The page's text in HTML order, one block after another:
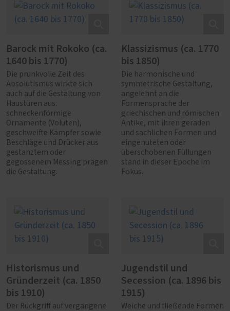
Barock mit Rokoko (ca.
1640 bis 1770)
Die prunkvolle Zeit des
Absolutismus wirkte sich
auch auf die Gestaltung von
Haustüren aus:
schneckenförmige
Ornamente (Voluten),
geschweifte Kämpfer sowie
Beschläge und Drücker aus
gestanztem oder
gegossenem Messing prägen
die Gestaltung.
Klassizismus (ca. 1770
bis 1850)
Die harmonische und
symmetrische Gestaltung,
angelehnt an die
Formensprache der
griechischen und römischen
Antike, mit ihren geraden
und sachlichen Formen und
eingenuteten oder
überschobenen Füllungen
stand in dieser Epoche im
Fokus.
Historismus und
Gründerzeit (ca. 1850
bis 1910)
Der Rückgriff auf vergangene
Jugendstil und
Secession (ca. 1896 bis
1915)
Weiche und fließende Formen